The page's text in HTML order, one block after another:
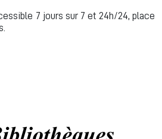
7 jours sur 7 et 24h/24, place